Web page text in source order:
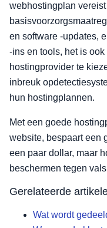
webhostingplan
en software -updates,
-ins en tools, het is
hostingprovider te
inbreuk
hun hostingplannen.
Met een goede
website, bespaart een
een paar dollar, maar
beschermen tegen
Gerelateerde
Wat wordt